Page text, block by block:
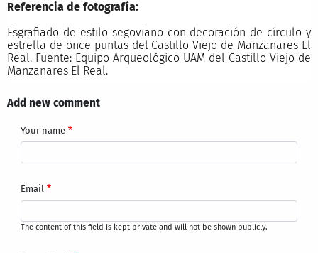
Referencia de fotografía:
Esgrafiado de estilo segoviano con decoración de círculo y
estrella de once puntas del Castillo Viejo de Manzanares El
Real. Fuente: Equipo Arqueológico UAM del Castillo Viejo de
Manzanares El Real.
Add new comment
Your name
Email
The content of this field is kept private and will not be shown publicly.